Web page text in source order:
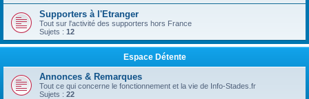
Supporters à l'Etranger
Tout sur l'activité des supporters hors France
Sujets : 12
Espace Détente
Annonces & Remarques
Tout ce qui concerne le fonctionnement et la vie de Info-Stades.fr
Sujets : 22